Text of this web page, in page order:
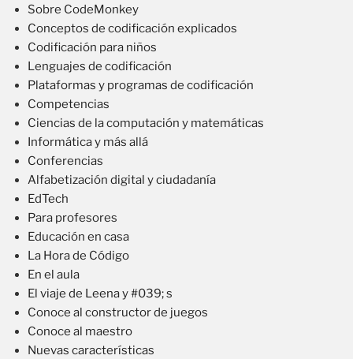
Sobre CodeMonkey
Conceptos de codificación explicados
Codificación para niños
Lenguajes de codificación
Plataformas y programas de codificación
Competencias
Ciencias de la computación y matemáticas
Informática y más allá
Conferencias
Alfabetización digital y ciudadanía
EdTech
Para profesores
Educación en casa
La Hora de Código
En el aula
El viaje de Leena y #039; s
Conoce al constructor de juegos
Conoce al maestro
Nuevas características